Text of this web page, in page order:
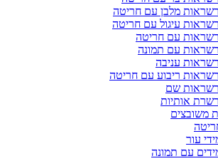
מלבן עם חריטה
עיגול עם חריטה
עם חריטה
עם תמונה
עניבה
ריבוע עם חריטה
שם
אותיות
משובצים
עור
עם תמונה